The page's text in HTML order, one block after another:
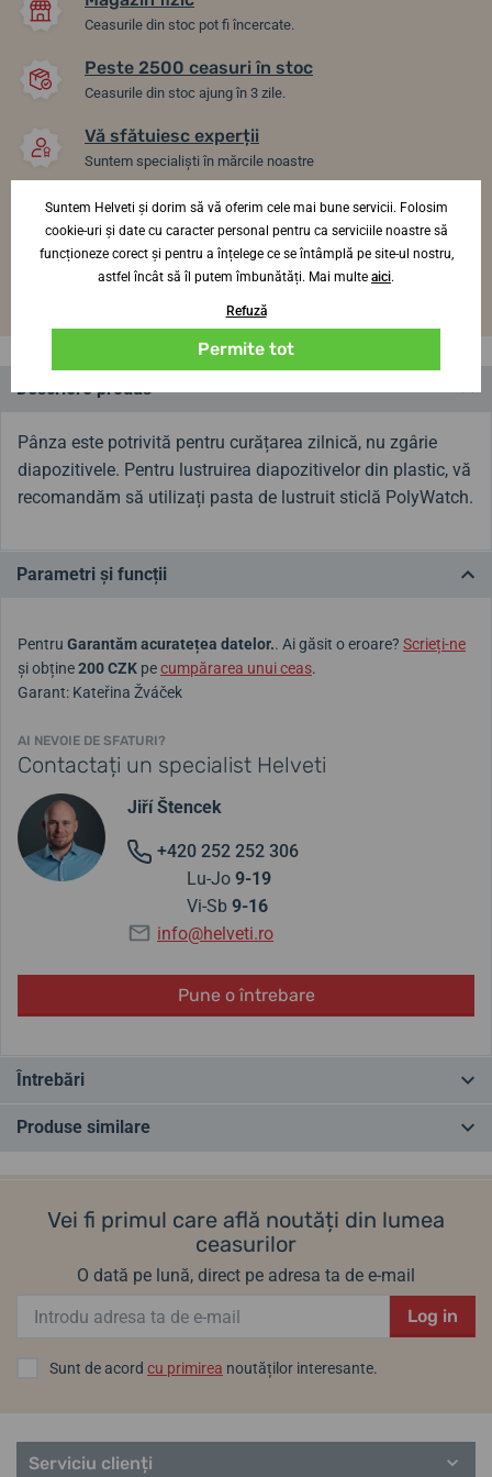
Ceasurile din stoc pot fi încercate.
Peste 2500 ceasuri în stoc
Ceasurile din stoc ajung în 3 zile.
Vă sfătuiesc experții
Suntem specialiști în mărcile noastre
Cont VIP = 10% reducere
Ne răsfățăm clienții fideli
Transport gratuit
Descriere produs
Pânza este potrivită pentru curățarea zilnică, nu zgârie
diapozitivele. Pentru lustruirea diapozitivelor din plastic, vă
recomandăm să utilizați pasta de lustruit sticlă PolyWatch.
Parametri și funcții
Pentru Garantăm acuratețea datelor.. Ai găsit o eroare? Scrieți-ne
și obține200 CZK pecumpărarea unui ceas.
Garant: Kateřina Žváček
AI NEVOIE DE SFATURI?
Contactați un specialist Helveti
Jiří Štencek
+420 252 252 306
Lu-Jo 9-19
Vi-Sb 9-16
info@helveti.ro
Pune o întrebare
Întrebări
Adăugați o întrebare
Produse similare
Carcasă de călătorie din
piele Helveti
Carcasă de călătorie pentru
Vei fi primul care află noutăți din lumea
ceasurilor
O dată pe lună, direct pe adresa ta de e-mail
Log in
Sunt de acord cu primirea noutăților interesante.
Serviciu clienți
Suntem Helveti și dorim să vă oferim cele mai bune servicii. Folosim
cookie-uri și date cu caracter personal pentru ca serviciile noastre să
funcționeze corect și pentru a înțelege ce se întâmplă pe site-ul nostru,
astfel încât să îl putem îmbunătăți. Mai multe aici.
Refuză
Permite tot